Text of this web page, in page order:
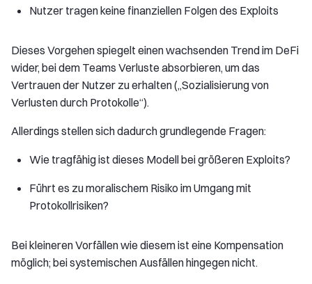
Nutzer tragen keine finanziellen Folgen des Exploits
Dieses Vorgehen spiegelt einen wachsenden Trend im DeFi
wider, bei dem Teams Verluste absorbieren, um das
Vertrauen der Nutzer zu erhalten („Sozialisierung von
Verlusten durch Protokolle“).
Allerdings stellen sich dadurch grundlegende Fragen:
Wie tragfähig ist dieses Modell bei größeren Exploits?
Führt es zu moralischem Risiko im Umgang mit
Protokollrisiken?
Bei kleineren Vorfällen wie diesem ist eine Kompensation
möglich; bei systemischen Ausfällen hingegen nicht.